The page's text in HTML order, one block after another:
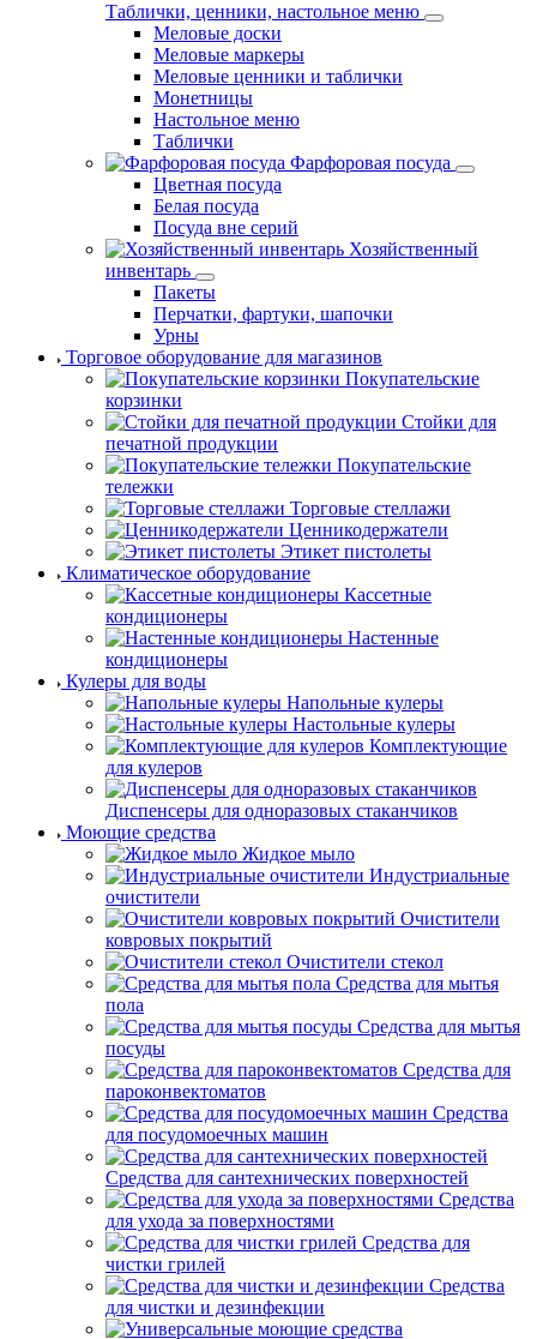
Таблички, ценники, настольное меню
Меловые доски
Меловые маркеры
Меловые ценники и таблички
Монетницы
Настольное меню
Таблички
Фарфоровая посуда
Цветная посуда
Белая посуда
Посуда вне серий
Хозяйственный
инвентарь
Пакеты
Перчатки, фартуки, шапочки
Урны
Торговое оборудование для магазинов
Покупательские
корзинки
Стойки для
печатной продукции
Покупательские
тележки
Торговые стеллажи
Ценникодержатели
Этикет пистолеты
Климатическое оборудование
Кассетные
кондиционеры
Настенные
кондиционеры
Кулеры для воды
Напольные кулеры
Настольные кулеры
Комплектующие
для кулеров
Диспенсеры для одноразовых стаканчиков
Моющие средства
Жидкое мыло
Индустриальные
очистители
Очистители
ковровых покрытий
Очистители стекол
Средства для мытья
пола
Средства для мытья
посуды
Средства для
пароконвектоматов
Средства
для посудомоечных машин
Средства для сантехнических поверхностей
Средства
для ухода за поверхностями
Средства для
чистки грилей
Средства
для чистки и дезинфекции